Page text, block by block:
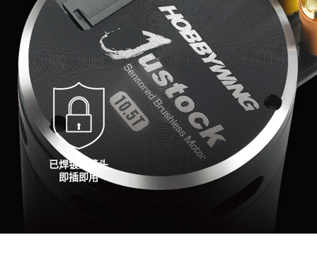
已焊镀金接头
即插即用